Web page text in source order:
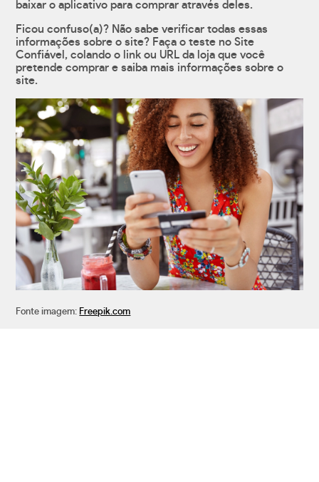
baixar o aplicativo para comprar através deles.
Ficou confuso(a)? Não sabe verificar todas essas
informações sobre o site? Faça o teste no Site
Confiável, colando o link ou URL da loja que você
pretende comprar e saiba mais informações sobre o
site.
Fonte imagem: Freepik.com